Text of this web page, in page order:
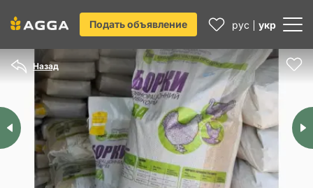
Подать объявление рус укр
Назад